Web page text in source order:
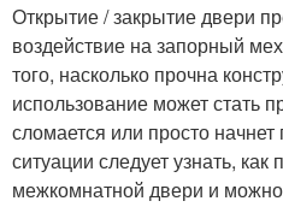
Открытие / закрытие двери
воздействие на запорный
того, насколько прочна
использование может стать
сломается или просто
ситуации следует узнать,
межкомнатной двери и